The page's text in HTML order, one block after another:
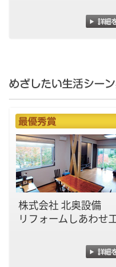
株式会社 北奥設備
リフォームしあわせ